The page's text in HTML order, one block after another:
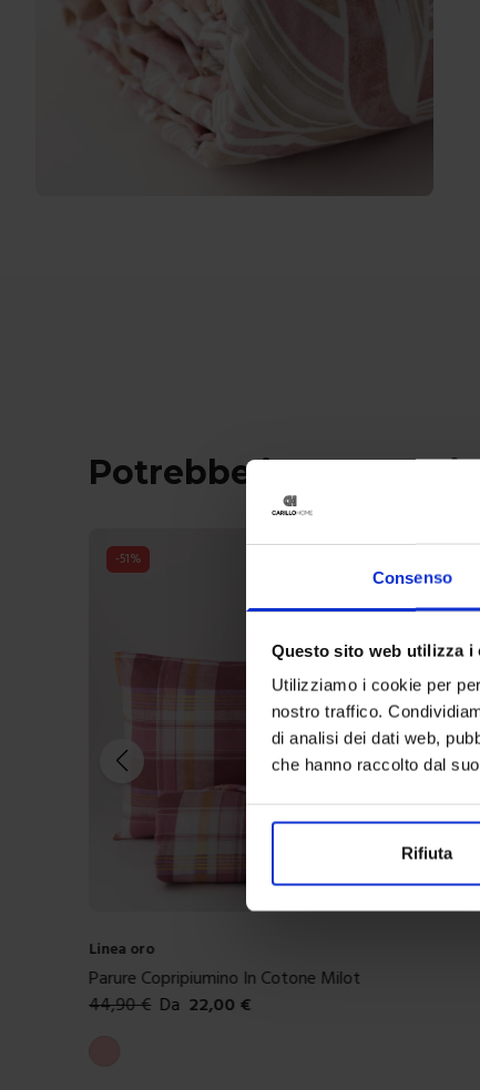
Consenso
Questo sito web utilizza i
Utilizziamo i cookie per
nostro traffico.
di analisi dei dati web,
che hanno raccolto dal
Rifiuta
Potrebbe interessarti
-51%
Linea oro
Parure Copripiumino In Cotone Milot
44,90€ Da 22,00 €